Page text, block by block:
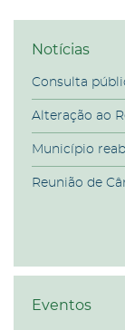
Notícias
Consulta
Alteração ao
Município
Reunião de
Eventos